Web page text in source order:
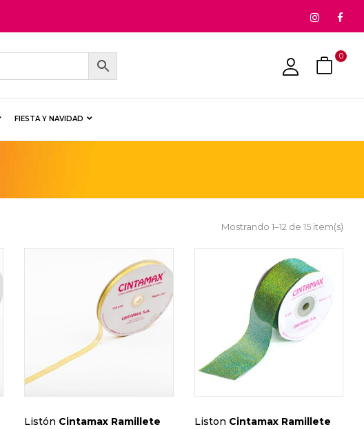
0
FIESTA Y NAVIDAD
Mostrando 1–12 de 15 item(s)
Listón Cintamax Ramillete
Liston Cintamax Ramillete